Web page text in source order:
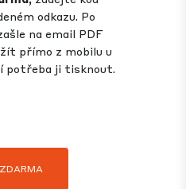
odkazu. Po
na email PDF
přímo z mobilu u
potřeba ji tisknout.